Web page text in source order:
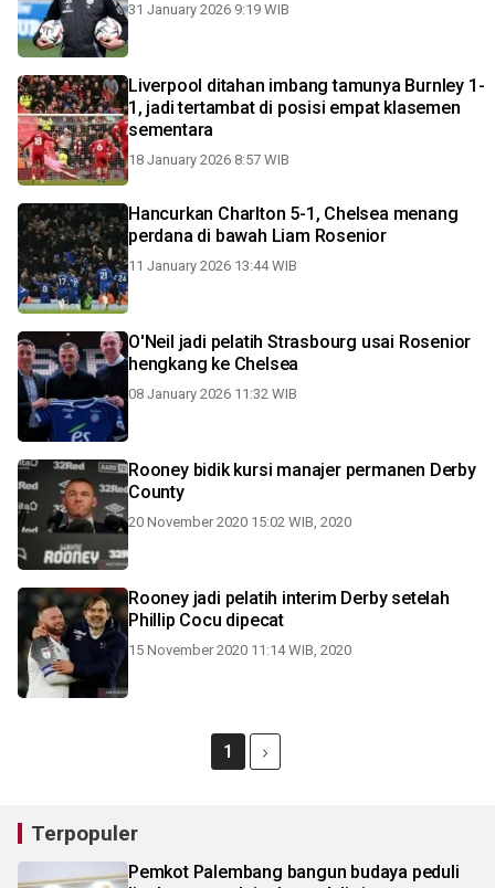
31 January 2026 9:19 WIB
Liverpool ditahan imbang tamunya Burnley 1-
1, jadi tertambat di posisi empat klasemen
sementara
18 January 2026 8:57 WIB
Hancurkan Charlton 5-1, Chelsea menang
perdana di bawah Liam Rosenior
11 January 2026 13:44 WIB
O'Neil jadi pelatih Strasbourg usai Rosenior
hengkang ke Chelsea
08 January 2026 11:32 WIB
Rooney bidik kursi manajer permanen Derby
County
20 November 2020 15:02 WIB, 2020
Rooney jadi pelatih interim Derby setelah
Phillip Cocu dipecat
15 November 2020 11:14 WIB, 2020
1
Terpopuler
Pemkot Palembang bangun budaya peduli